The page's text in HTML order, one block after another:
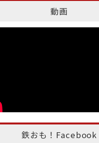
動画
鉄おも！Facebook